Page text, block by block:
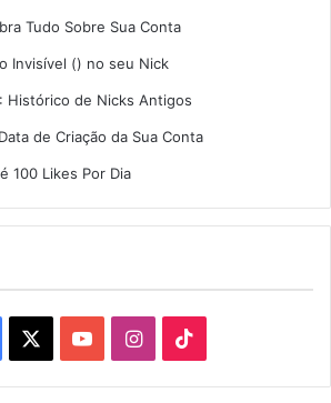
Tudo Sobre Sua Conta
Invisível (ㅤ) no seu Nick
Histórico de Nicks Antigos
Data de Criação da Sua Conta
100 Likes Por Dia
YouTubeInstagram